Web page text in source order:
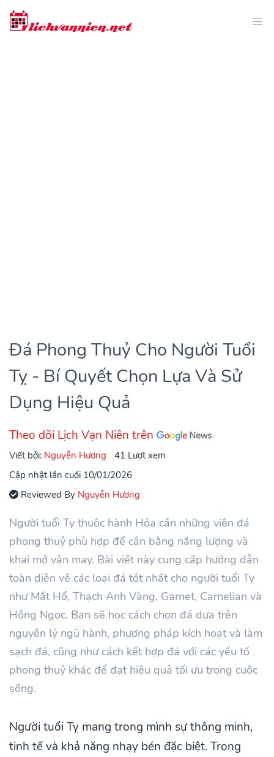
Đá Phong Thuỷ Cho Người Tuổi
Tỵ - Bí Quyết Chọn Lựa Và Sử
Dụng Hiệu Quả
Theo dõi Lịch Vạn Niên trên
Viết bởi: Nguyễn Hương
41 Lượt xem
Cập nhật lần cuối 10/01/2026
Reviewed By Nguyễn Hương
Người tuổi Tỵ thuộc hành Hỏa cần những viên đá
phong thuỷ phù hợp để cân bằng năng lượng và
khai mở vận may. Bài viết này cung cấp hướng dẫn
toàn diện về các loại đá tốt nhất cho người tuổi Tỵ
như Mắt Hổ, Thạch Anh Vàng, Garnet, Carnelian và
Hồng Ngọc. Bạn sẽ học cách chọn đá dựa trên
nguyên lý ngũ hành, phương pháp kích hoạt và làm
sạch đá, cũng như cách kết hợp đá với các yếu tố
phong thuỷ khác để đạt hiệu quả tối ưu trong cuộc
sống.
Người tuổi Tỵ mang trong mình sự thông minh,
tinh tế và khả năng nhạy bén đặc biệt. Trong